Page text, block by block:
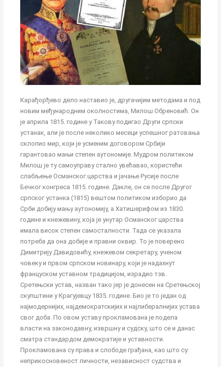
Карађорђево дело наставио је, другачијим методама и под
новим међународним околностима, Милош Обреновић. Он
је априла 1815. године у Такову подигао Други српски
устанак, али је после неколико месеци успешног ратовања
склопио мир, који је усменим договором Србији
гарантовао мањи степен аутономије. Мудром политиком
Милош је ту самоуправу стално увећавао, користећи
слабљење Османског царства и јачање Русије после
Бечког конгреса 1815. године. Дакле, он се после Другог
српског устанка (1815) вештом политиком изборио да
Срби добију мању аутономију, а Хатишерифом из 1830.
године и кнежевину, која је унутар Османског царства
имала висок степен самосталности. Тада се указала
потреба да она добије и правни оквир. То је поверено
Димитрију Давидовићу, кнежевом секретару, ученом
човеку и првом српском новинару, који је надахнут
француском уставном традицијом, израдио тзв.
Сретењски устав, назван тако јер је донесен на Сретењској
скупштини у Крагујевцу 1835. године. Био је то један од
најмодернијих, најдемократскијих и најлибералнијих устава
свог доба. По овом уставу прокламована је подела
власти на законодавну, извршну и судску, што се и данас
сматра стандардом демократије и уставности.
Прокламована су права и слободе грађана, као што су:
неприкосновеност личности, независност судства и